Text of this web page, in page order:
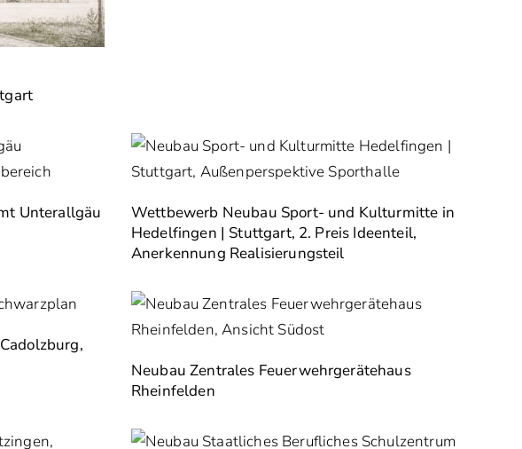
Unterallgäu
Wettbewerb Neubau Sport- und Kulturmitte in
Hedelfingen | Stuttgart, 2. Preis Ideenteil,
Anerkennung Realisierungsteil
Neubau Zentrales Feuerwehrgerätehaus
Rheinfelden